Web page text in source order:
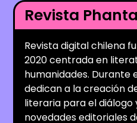
Revista
Revista digital chilena
2020 centrada en
humanidades. Durante
dedican a la creación
literaria para el diálogo
novedades editoriales